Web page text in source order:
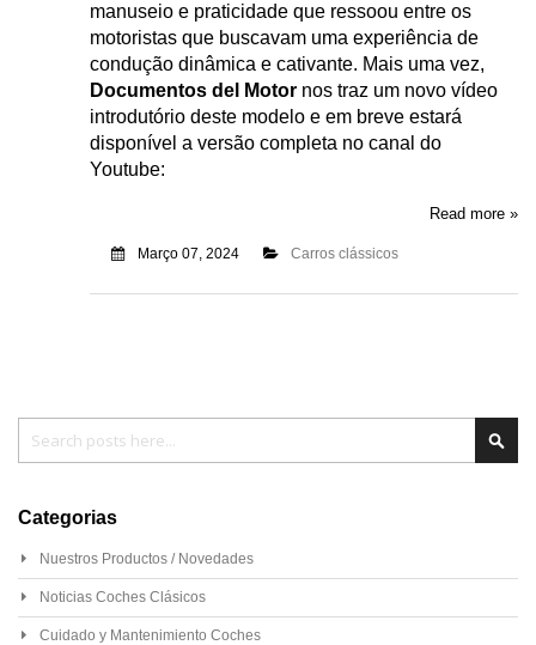
manuseio e praticidade que ressoou entre os
motoristas que buscavam uma experiência de
condução dinâmica e cativante. Mais uma vez,
Documentos del Motor nos traz um novo vídeo
introdutório deste modelo e em breve estará
disponível a versão completa no canal do
Youtube:
Read more »
Março 07, 2024 Carros clássicos
Categorias
Nuestros Productos / Novedades
Noticias Coches Clásicos
Cuidado y Mantenimiento Coches